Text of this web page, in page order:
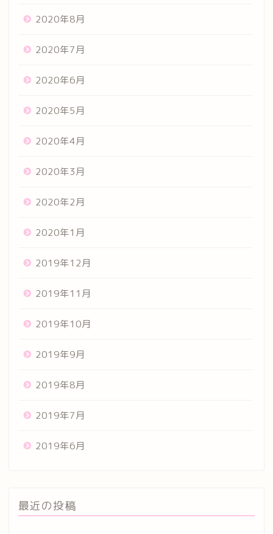
2020年8月
2020年7月
2020年6月
2020年5月
2020年4月
2020年3月
2020年2月
2020年1月
2019年12月
2019年11月
2019年10月
2019年9月
2019年8月
2019年7月
2019年6月
最近の投稿